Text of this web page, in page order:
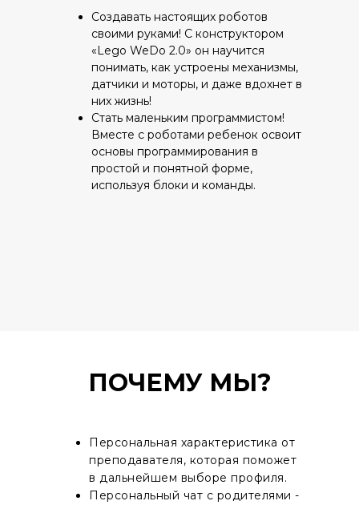
Создавать настоящих роботов
своими руками! С конструктором
«Lego WeDo 2.0» он научится
понимать, как устроены механизмы,
датчики и моторы, и даже вдохнет в
них жизнь!
Стать маленьким программистом!
Вместе с роботами ребенок освоит
основы программирования в
простой и понятной форме,
используя блоки и команды.
ПОЧЕМУ МЫ?
Персональная характеристика от
преподавателя, которая поможет
в дальнейшем выборе профиля.
Персональный чат с родителями -